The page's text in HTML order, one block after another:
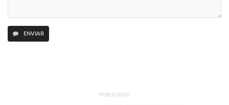
ENVIAR
PUBLICIDAD